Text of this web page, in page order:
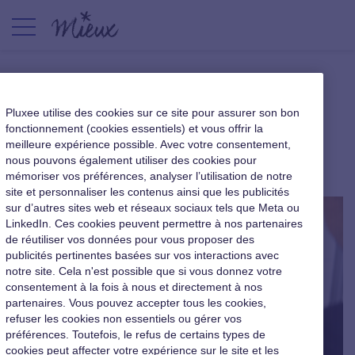
Santé et travail, repenser les
liens
|16 décembre 2015
Pluxee utilise des cookies sur ce site pour assurer son bon
fonctionnement (cookies essentiels) et vous offrir la
meilleure expérience possible. Avec votre consentement,
nous pouvons également utiliser des cookies pour
mémoriser vos préférences, analyser l’utilisation de notre
site et personnaliser les contenus ainsi que les publicités
sur d’autres sites web et réseaux sociaux tels que Meta ou
LinkedIn. Ces cookies peuvent permettre à nos partenaires
de réutiliser vos données pour vous proposer des
publicités pertinentes basées sur vos interactions avec
notre site. Cela n'est possible que si vous donnez votre
consentement à la fois à nous et directement à nos
partenaires. Vous pouvez accepter tous les cookies,
refuser les cookies non essentiels ou gérer vos
préférences. Toutefois, le refus de certains types de
cookies peut affecter votre expérience sur le site et les